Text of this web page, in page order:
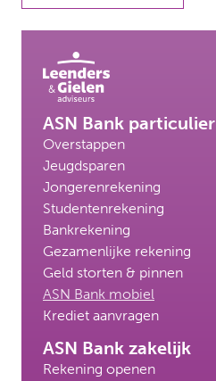
ASN Bank particulier
Overstappen
Jeugdsparen
Jongerenrekening
Studentenrekening
Bankrekening
Gezamenlijke rekening
Geld storten & pinnen
ASN Bank mobiel
Krediet aanvragen
ASN Bank zakelijk
Rekening openen